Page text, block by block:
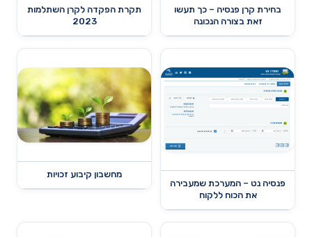
בחירת קרן פנסיה – כך תעשו
זאת בצורה הנכונה
תקרת הפקדה לקרן השתלמות
2023
פנסיה נט – המערכת שמעבירה
את הכוח ללקוח
מחשבון קיבוע זכויות